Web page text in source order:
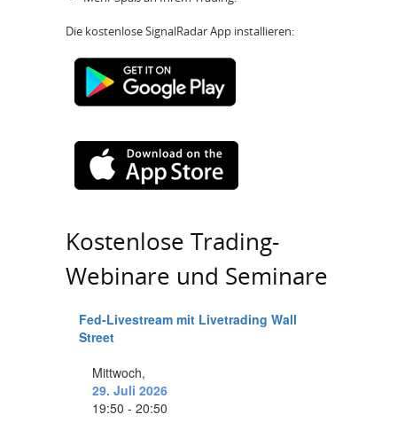
Die kostenlose SignalRadar App installieren:
Kostenlose Trading-
Webinare und Seminare